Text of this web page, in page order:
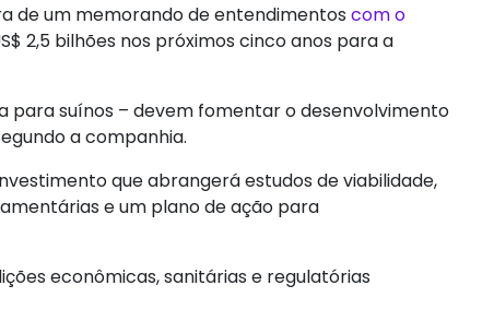
de um memorando de entendimentoscom o
2,5 bilhões nos próximos cinco anos para a
para suínos – devem fomentar o desenvolvimento
a companhia.
que abrangerá estudos de viabilidade,
e um plano de ação para
econômicas, sanitárias e regulatórias